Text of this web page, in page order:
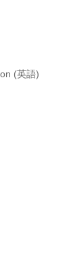
(英語)